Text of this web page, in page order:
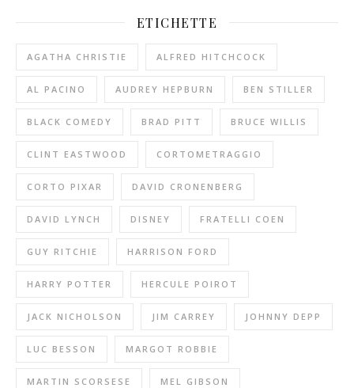
ETICHETTE
AGATHA CHRISTIE ALFRED HITCHCOCK
AL PACINO AUDREY HEPBURN BEN STILLER
BLACK COMEDY BRAD PITT BRUCE WILLIS
CLINT EASTWOOD CORTOMETRAGGIO
CORTO PIXAR DAVID CRONENBERG
DAVID LYNCH DISNEY FRATELLI COEN
GUY RITCHIE HARRISON FORD
HARRY POTTER HERCULE POIROT
JACK NICHOLSON JIM CARREY JOHNNY DEPP
LUC BESSON MARGOT ROBBIE
MARTIN SCORSESE MEL GIBSON